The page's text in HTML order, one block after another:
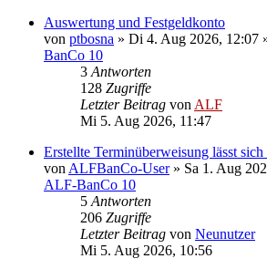
Auswertung und Festgeldkonto
von ptbosna » Di 4. Aug 2026, 12:07
BanCo 10
3 Antworten
128 Zugriffe
Letzter Beitrag von ALF
Mi 5. Aug 2026, 11:47
Erstellte Terminüberweisung lässt
von ALFBanCo-User» Sa 1. Aug
ALF-BanCo 10
5 Antworten
206 Zugriffe
Letzter Beitrag von Neunutzer
Mi 5. Aug 2026, 10:56